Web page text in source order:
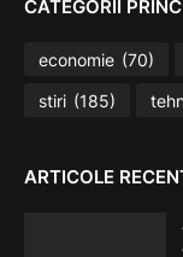
CATEGORII
economie (70)
stiri (185)
ARTICOLE